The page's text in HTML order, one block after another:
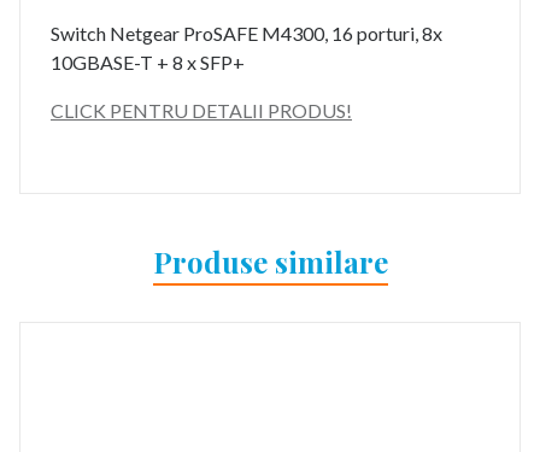
Switch Netgear ProSAFE M4300, 16 porturi, 8x
10GBASE-T + 8 x SFP+
CLICK PENTRU DETALII PRODUS!
Produse similare